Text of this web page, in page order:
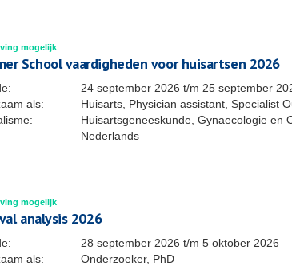
mogelijk
School vaardigheden voor huisartsen 2026
24 september 2026 t/m 25 september
als:
Huisarts, Physician assistant, Specialist
Huisartsgeneeskunde, Gynaecologie en
Nederlands
mogelijk
analysis 2026
28 september 2026 t/m 5 oktober 2026
als:
Onderzoeker, PhD